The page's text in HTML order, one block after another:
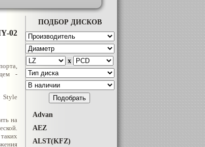
02
-
Style
на
ПОДБОР ДИСКОВ
x
Advan
AEZ
ALST(KFZ)